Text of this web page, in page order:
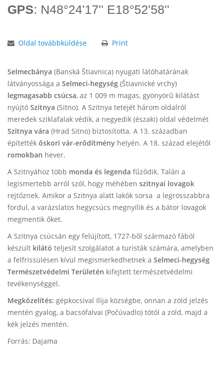
GPS: N48°24'17'' E18°52'58''
Oldal továbbküldése Print
Selmecbánya (Banská Štiavnica) nyugati látóhatárának
látványossága a Selmeci-hegység (Štiavnické vrchy)
legmagasabb csúcsa, az 1 009 m magas, gyönyörű kilátást
nyújtó Szitnya (Sitno). A Szitnya tetejét három oldalról
meredek sziklafalak védik, a negyedik (északi) oldal védelmét
Szitnya vára (Hrad Sitno) biztosította. A 13. században
építették őskori vár-erődítmény helyén. A 18. század elejétől
romokban hever.
A Szitnyához több monda és legenda fűződik. Talán a
legismertebb arról szól, hogy méhében szitnyai lovagok
rejtőznek. Amikor a Szitnya alatt lakók sorsa a legrosszabbra
fordul, a varázslatos hegycsúcs megnyílik és a bátor lovagok
megmentik őket.
A Szitnya csúcsán egy felújított, 1727-ből származó fából
készült kilátó teljesít szolgálatot a turisták számára, amelyben
a felfrissülésen kívül megismerkedhetnek a Selmeci-hegység
Természetvédelmi Területén kifejtett természetvédelmi
tevékenységgel.
Megközelítés: gépkocsival Ilija községbe, onnan a zöld jelzés
mentén gyalog, a bacsófalvai (Počúvadlo) tótól a zöld, majd a
kék jelzés mentén.
Forrás: Dajama